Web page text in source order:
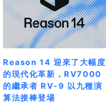
Reason 14 迎來了大幅度
的現代化革新，RV7000
的繼承者 RV-9 以九種演
算法接棒登場